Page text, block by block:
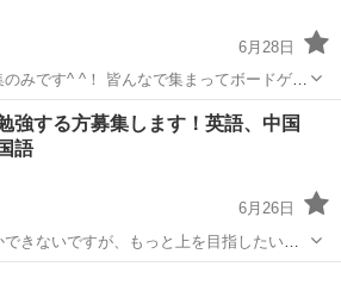
6月28日
で集まってボードゲー
ｰ^)b 毎週土曜日 18:30ー22:30 中野ボードゲーム道場...
その他 アナログゲーム
強する方募集します！英語、中国
語
6月26日
きないですが、もっと上を目指したいと
きると、モチベーションも維持できるかな